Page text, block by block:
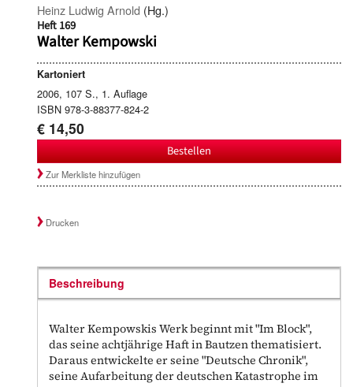
Heinz Ludwig Arnold (Hg.)
Heft 169
Walter Kempowski
Kartoniert
2006, 107 S., 1. Auflage
ISBN 978-3-88377-824-2
€ 14,50
Bestellen
Zur Merkliste hinzufügen
Drucken
Beschreibung
Walter Kempowskis Werk beginnt mit "Im Block",
das seine achtjährige Haft in Bautzen thematisiert.
Daraus entwickelte er seine "Deutsche Chronik",
seine Aufarbeitung der deutschen Katastrophe im